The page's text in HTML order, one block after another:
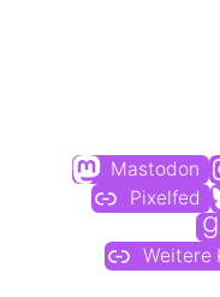
Mastodon
Pixelfed
Weitere